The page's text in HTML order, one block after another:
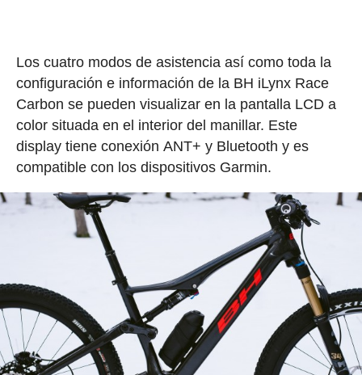
Los cuatro modos de asistencia así como toda la
configuración e información de la BH iLynx Race
Carbon se pueden visualizar en la pantalla LCD a
color situada en el interior del manillar. Este
display tiene conexión ANT+ y Bluetooth y es
compatible con los dispositivos Garmin.